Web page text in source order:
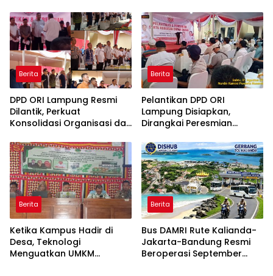
Jalan di 2026
Organisasi Advokat
Berita
DPD ORI Lampung Resmi
Dilantik, Perkuat
Konsolidasi Organisasi dan
Pengabdian untuk
Masyarakat
Berita
Pelantikan DPD ORI
Lampung Disiapkan,
Dirangkai Peresmian
Darah
Berita
Ketika Kampus Hadir di
Desa, Teknologi
Menguatkan UMKM
Berita
‎Bus DAMRI Rute Kalianda-
Jakarta-Bandung Resmi
Beroperasi September